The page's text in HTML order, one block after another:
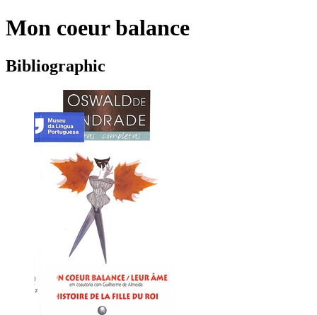
Mon coeur balance
Bibliographic